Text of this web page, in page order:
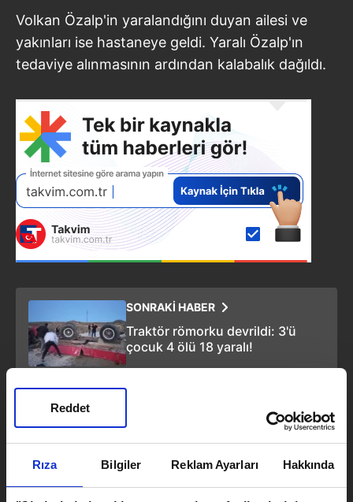
Rıza Bilgiler Reklam Ayarları Hakkında
Reddet
Volkan Özalp'in yaralandığını duyan ailesi ve
yakınları ise hastaneye geldi. Yaralı Özalp'ın
tedaviye alınmasının ardından kalabalık dağıldı.
SONRAKİ HABER
Traktör römorku devrildi: 3'ü
çocuk 4 ölü 18 yaralı!
Son dakika: İstanbul Üniversitesi